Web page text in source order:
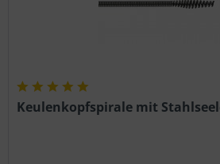
Keulenkopfspirale mit